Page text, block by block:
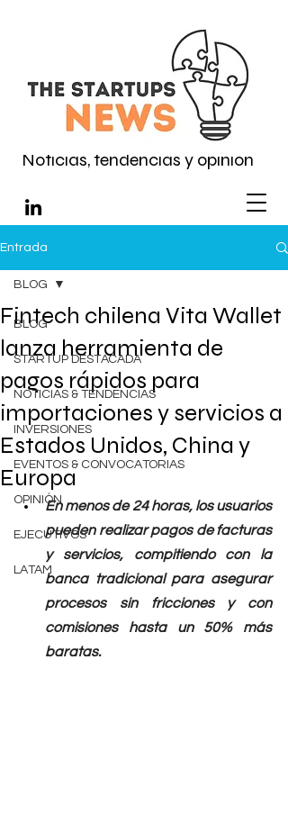
Noticias, tendencias y opinión
Entrada
BLOG
STARTUP DESTACADA
NOTICIAS & TENDENCIAS
INVERSIONES
EVENTOS & CONVOCATORIAS
OPINIÓN
EJECUTIVOS
LATAM
BLOG
Fintech chilena Vita Wallet
lanza herramienta de
pagos rápidos para
importaciones y servicios a
Estados Unidos, China y
Europa
En menos de 24 horas, los usuarios
pueden realizar pagos de facturas
y servicios, compitiendo con la
banca tradicional para asegurar
procesos sin fricciones y con
comisiones hasta un 50% más
baratas.